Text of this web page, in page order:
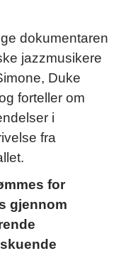
dokumentaren
jazzmusikere
Duke
forteller om
i
fra
for
gjennom